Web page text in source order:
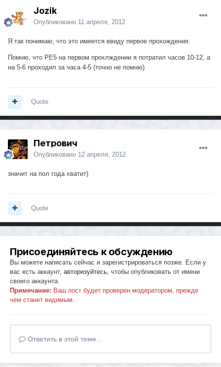
Jozik
Опубликовано 11 апреля, 2012
Я так понимаю, что это имеется ввиду первое прохождения.
Помню, что РЕ5 на первом прохлждении я потратил часов 10-12, а
на 5-6 проходил за часа 4-5 (точно не помню)
Quote
Петрович
Опубликовано 12 апреля, 2012
значит на пол года хватит)
Quote
Присоединяйтесь к обсуждению
Вы можете написать сейчас и зарегистрироваться позже. Если у
вас есть аккаунт, авторизуйтесь, чтобы опубликовать от имени
своего аккаунта.
Примечание: Ваш пост будет проверен модератором, прежде
чем станет видимым.
Ответить в этой теме...